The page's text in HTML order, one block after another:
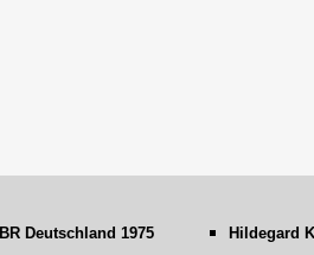
BR Deutschland 1975 Hildegard